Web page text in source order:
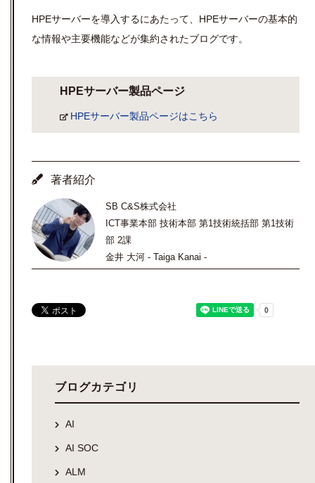
HPEサーバーを導入するにあたって、 HPEサーバーの基本的
な情報や主要機能などが集約されたブログです。
HPEサーバー製品ページ
HPEサーバー製品ページはこちら
著者紹介
SB C&S株式会社
ICT事業本部 技術本部 第1技術統括部 第1技術
部 2課
金井 大河 - Taiga Kanai -
ブログカテゴリ
AI
AI SOC
ALM